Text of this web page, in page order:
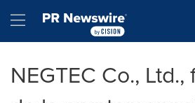
Hamburger menu
NEGTEC Co.,